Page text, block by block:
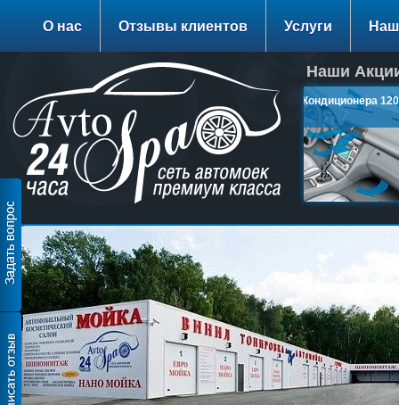
О нас Отзывы клиентов Услуги
Наши
Заправка Кондиционера 1200
руб.